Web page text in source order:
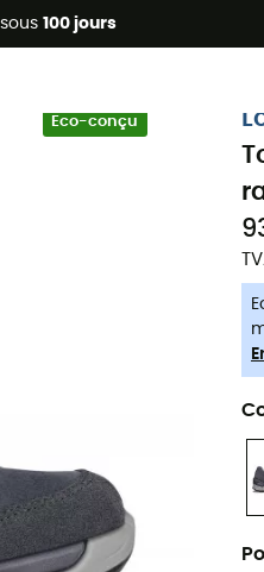
100 jours
2 produits* code Summer5
Eco-conçu